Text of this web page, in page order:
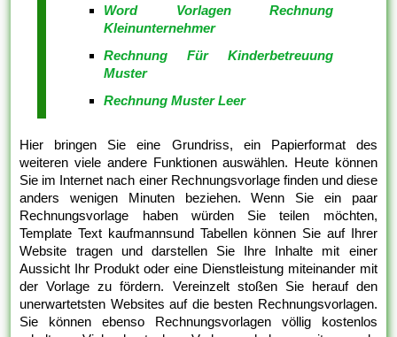
Word Vorlagen Rechnung
Kleinunternehmer
Rechnung Für Kinderbetreuung
Muster
Rechnung Muster Leer
Hier bringen Sie eine Grundriss, ein Papierformat des
weiteren viele andere Funktionen auswählen. Heute können
Sie im Internet nach einer Rechnungsvorlage finden und diese
anders wenigen Minuten beziehen. Wenn Sie ein paar
Rechnungsvorlage haben würden Sie teilen möchten,
Template Text kaufmannsund Tabellen können Sie auf Ihrer
Website tragen und darstellen Sie Ihre Inhalte mit einer
Aussicht Ihr Produkt oder eine Dienstleistung miteinander mit
der Vorlage zu fördern. Vereinzelt stoßen Sie herauf den
unerwartetsten Websites auf die besten Rechnungsvorlagen.
Sie können ebenso Rechnungsvorlagen völlig kostenlos